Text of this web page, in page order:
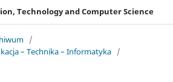
Technology and Computer Science
/
– Technika – Informatyka /